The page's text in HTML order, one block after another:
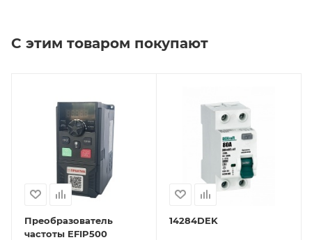
С этим товаром покупают
Преобразователь
частоты EFIP500
14284DEK